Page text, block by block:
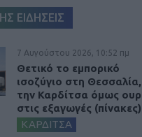
ΕΙΔΗΣΕΙΣ
7 Αυγούστου 2026, 10:52 πμ
Θετικό το εμπορικό
ισοζύγιο στη
την Καρδίτσα όμως
στις εξαγωγές (πίνακες)
ΚΑΡΔΙΤΣΑ